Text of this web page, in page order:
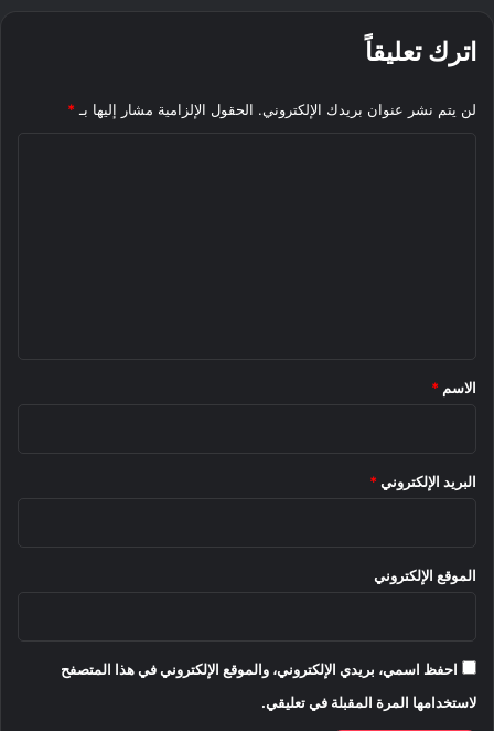
اترك تعليقاً
لن يتم نشر عنوان بريدك الإلكتروني. الحقول الإلزامية مشار إليها بـ *
*
الاسم *
البريد الإلكتروني *
الموقع الإلكتروني
احفظ اسمي، بريدي الإلكتروني، والموقع الإلكتروني في هذا المتصفح
لاستخدامها المرة المقبلة في تعليقي.